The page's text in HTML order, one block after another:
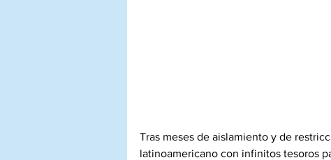
Tras meses de aislamiento y de
latinoamericano con infinitos tesoros